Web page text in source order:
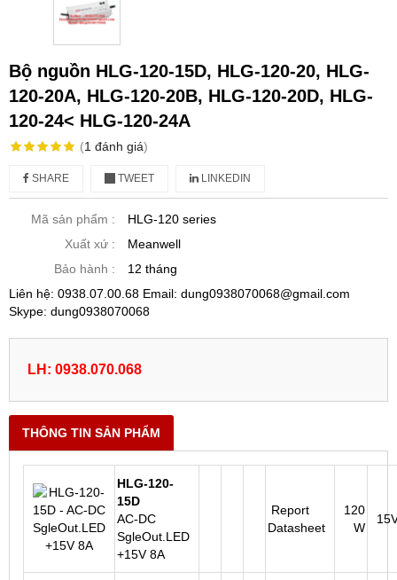
Bộ nguồn HLG-120-15D, HLG-120-20, HLG-
120-20A, HLG-120-20B, HLG-120-20D, HLG-
120-24< HLG-120-24A
(1 đánh giá)
SHARE TWEET LINKEDIN
Mã sản phẩm :
HLG-120 series
Xuất xứ :
Meanwell
Bảo hành :
12 tháng
Liên hệ: 0938.07.00.68 Email: dung0938070068@gmail.com
Skype: dung0938070068
LH: 0938.070.068
THÔNG TIN SẢN PHẨM
HLG-120-
15D
AC-DC
SgleOut.LED
+15V 8A
Report
Datasheet
120
W